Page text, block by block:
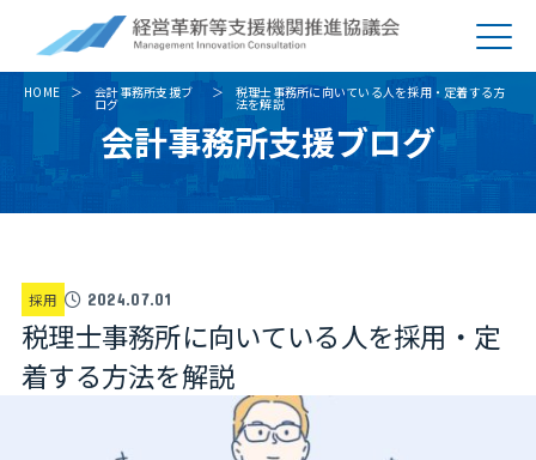
HOME 会計事務所支援ブ
ログ
税理士事務所に向いている人を採用・定着する方
法を解説
会計事務所支援ブログ
採用 2024.07.01
税理士事務所に向いている人を採用・定
着する方法を解説